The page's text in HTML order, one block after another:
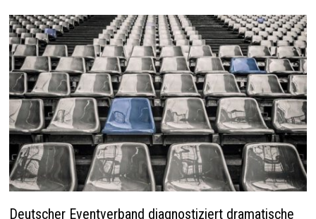
Deutscher Eventverband diagnostiziert dramatische